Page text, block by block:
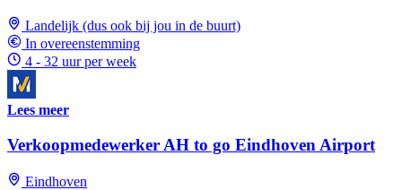
Landelijk (dus ook bij jou in de buurt)
In overeenstemming
4 - 32 uur per week
Lees meer
Verkoopmedewerker AH to go Eindhoven Airport
Eindhoven